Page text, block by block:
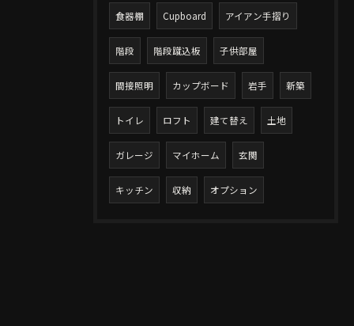
食器棚 Cupboard アイアン手摺り
階段 階段蹴込板 子供部屋
間接照明 カップボード 岩手 新築
トイレ ロフト 建て替え 土地
ガレージ マイホーム 玄関
キッチン 収納 オプション